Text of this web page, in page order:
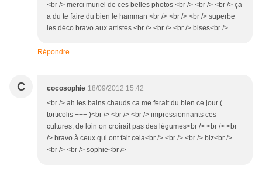
<br /> merci muriel de ces belles photos <br /> <br /> <br /> ça
a du te faire du bien le hamman <br /> <br /> <br /> superbe
les déco bravo aux artistes <br /> <br /> <br /> bises<br />
Répondre
C cocosophie 18/09/2012 15:42
<br /> ah les bains chauds ca me ferait du bien ce jour (
torticolis +++ )<br /> <br /> <br /> impressionnants ces
cultures, de loin on croirait pas des légumes<br /> <br /> <br
/> bravo à ceux qui ont fait cela<br /> <br /> <br /> biz<br />
<br /> <br /> sophie<br />